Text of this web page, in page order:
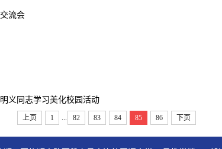
流会
义同志学习美化校园活动
上页 1 82 83 84 85 86 下页